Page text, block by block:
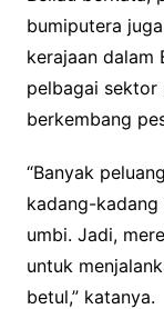
bumiputera
kerajaan dalam
pelbagai sektor
berkembang
“Banyak
kadang-
umbi. Jadi,
untuk
betul,” katanya.